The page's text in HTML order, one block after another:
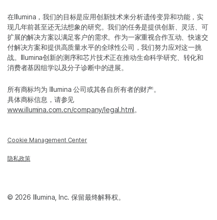
在Illumina，我们的目标是应用创新技术来分析遗传变异和功能，实
现几年前甚至还无法想象的研究。我们的任务是提供创新、灵活、可
扩展的解决方案以满足客户的需求。作为一家重视合作互动、快速交
付解决方案和提供高质量水平的全球性公司，我们努力应对这一挑
战。Illumina创新的测序和芯片技术正在推动生命科学研究、转化和
消费者基因组学以及分子诊断中的进展。
所有商标均为 Illumina 公司或其各自所有者的财产。
具体商标信息，请参见
www.illumina.com.cn/company/legal.html。
Cookie Management Center
隐私政策
© 2026 Illumina, Inc. 保留最终解释权。